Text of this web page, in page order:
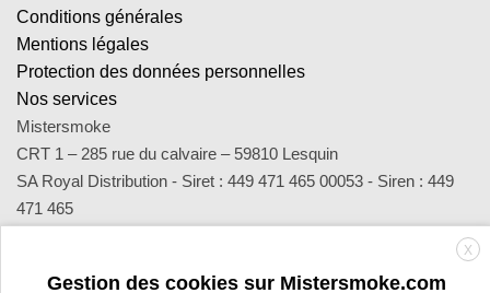
Conditions générales
Mentions légales
Protection des données personnelles
Nos services
Mistersmoke
CRT 1 – 285 rue du calvaire – 59810 Lesquin
SA Royal Distribution - Siret : 449 471 465 00053 - Siren : 449
471 465
sav@mistersmoke.com ou par téléphone au 03 20 90 56 55 du
X
Gestion des cookies sur Mistersmoke.com